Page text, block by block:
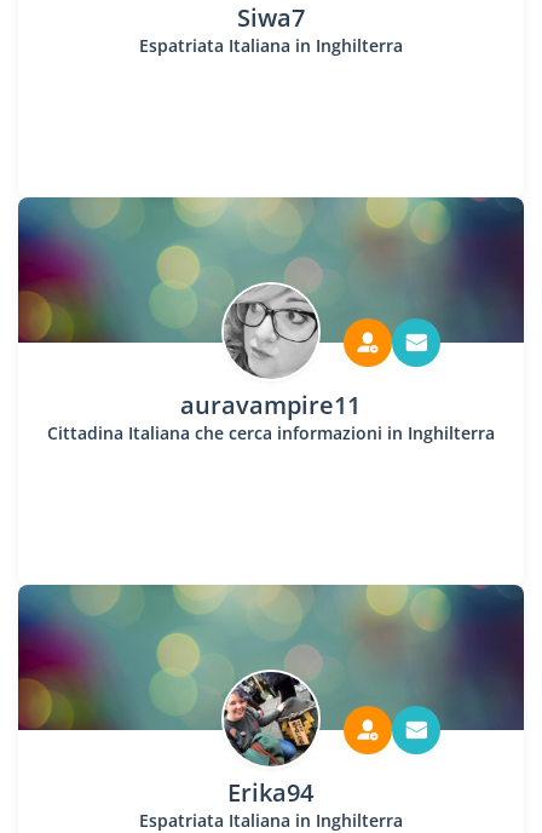
Siwa7
Espatriata Italiana in Inghilterra
auravampire11
Cittadina Italiana che cerca informazioni in Inghilterra
Erika94
Espatriata Italiana in Inghilterra